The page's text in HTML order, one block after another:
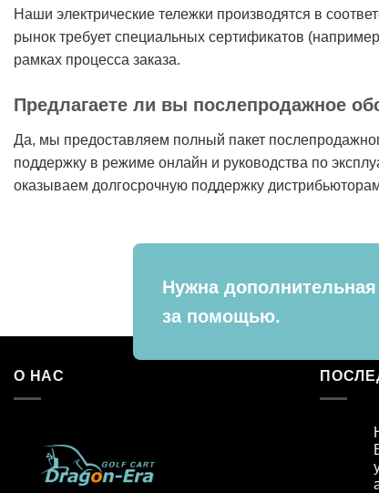
Наши электрические тележки производятся в
рынок требует специальных сертификатов
рамках процесса заказа.
Предлагаете ли вы послепродажное
Да, мы предоставляем полный пакет
поддержку в режиме онлайн и руководства по
оказываем долгосрочную поддержку
Нужна
за помощью.
О НАС